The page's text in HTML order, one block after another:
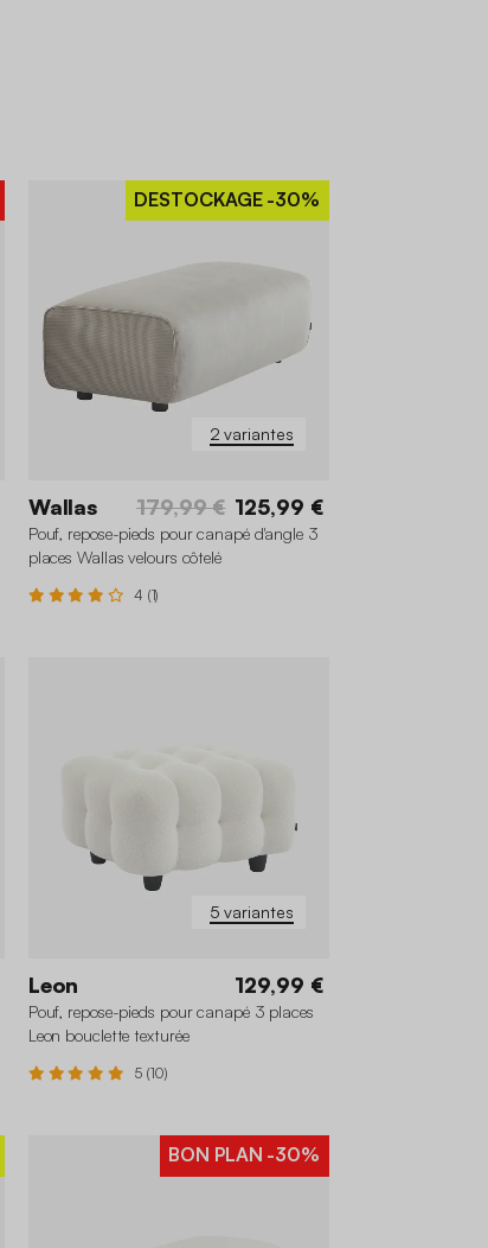
2 variantes
DESTOCKAGE-30%
Wallas 179,99 € 125,99 €
Pouf, repose-pieds pour canapé d'angle 3
places Wallas velours côtelé
4 (1)
5 variantes
Leon 129,99 €
Pouf, repose-pieds pour canapé 3 places
Leon bouclette texturée
5 (10)
BON PLAN -30%